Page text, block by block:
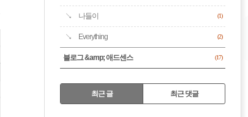
나들이 (1)
Everything (2)
블로그 &amp; 애드센스 (17)
RECENTLY
최근 글 최근 댓글